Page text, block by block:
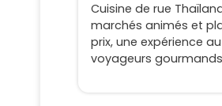
Cuisine de rue
marchés animés et
prix, une expérience
voyageurs